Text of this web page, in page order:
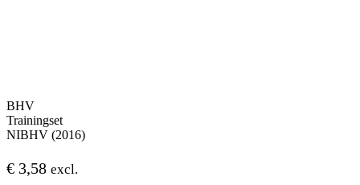
BHV
Trainingset
NIBHV (2016)
€ 3,58 excl.